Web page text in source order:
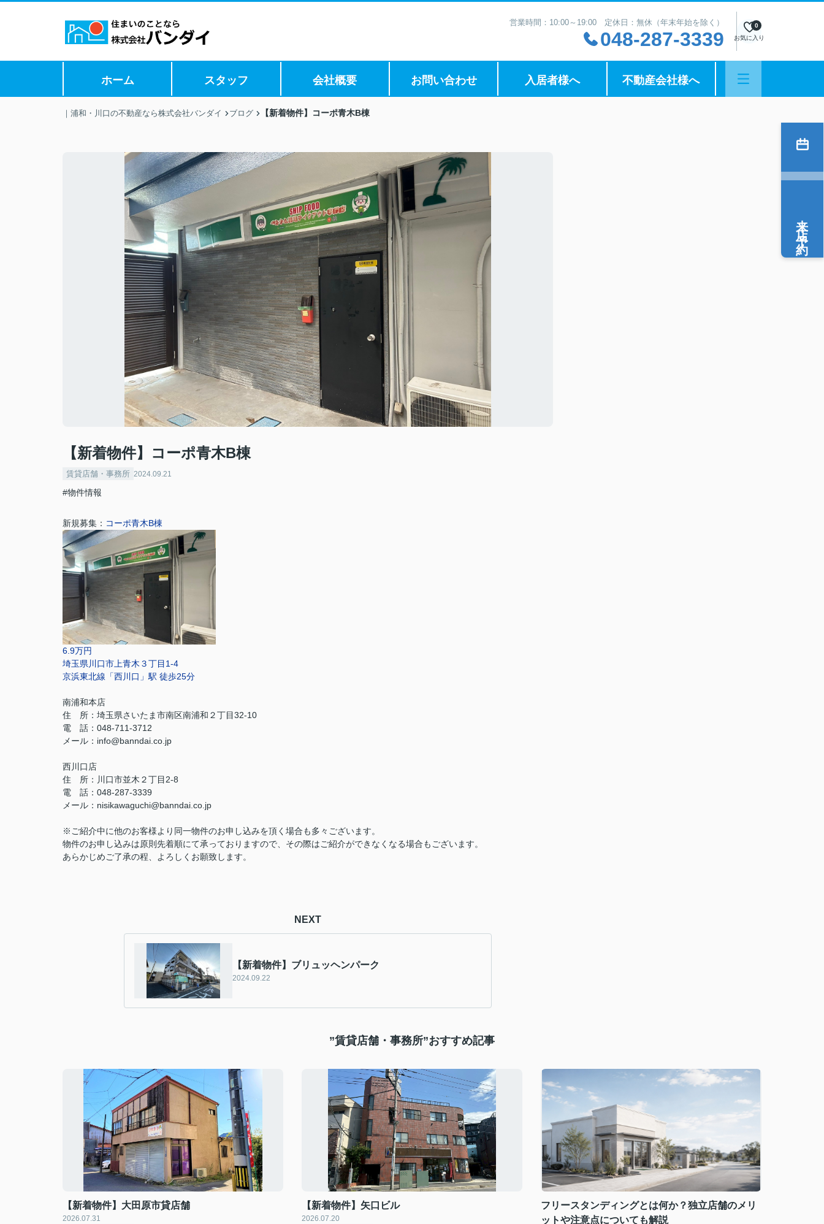
営業時間：10:00～19:00 定休日：無休（年末年始を除く）
048-287-3339 お気に入り
0
ホーム スタッフ 会社概要 お問い合わせ 入居者様へ 不動産会社様へ
｜浦和・川口の不動産なら株式会社バンダイ ブログ 【新着物件】コーポ青木B棟
【新着物件】コーポ青木B棟
賃貸店舗・事務所 2024.09.21
#物件情報
新規募集： コーポ青木B棟
6.9万円
埼玉県川口市上青木３丁目1-4
京浜東北線「西川口」駅 徒歩25分
南浦和本店
住 所： 埼玉県さいたま市南区南浦和２丁目32-10
電 話：048-711-3712
メール： info@banndai.co.jp
西川口店
住 所： 川口市並木２丁目2-8
電 話：048-287-3339
メール ： nisikawaguchi@banndai.co.jp
※ご紹介中に他のお客様より同一物件のお申し込みを頂く場合も多々ございます。
物件のお申し込みは原則先着順にて承っておりますので、その際はご紹介ができなくなる場合もございます。
あらかじめご了承の程、よろしくお願致します。
NEXT
【新着物件】ブリュッヘンパーク
2024.09.22
”賃貸店舗・事務所”おすすめ記事
【新着物件】大田原市貸店舗
2026.07.31
【新着物件】矢口ビル
2026.07.20
フリースタンディングとは何か？独立店舗のメリ
ットや注意点についても解説
来店予約